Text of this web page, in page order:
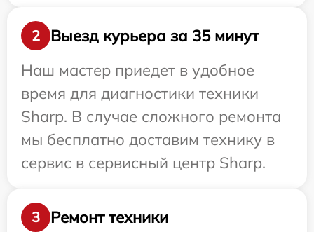
2
Выезд курьера за 35 минут
Наш мастер приедет в удобное
время для диагностики техники
Sharp. В случае сложного ремонта
мы бесплатно доставим технику в
сервис в сервисный центр Sharp.
3
Ремонт техники